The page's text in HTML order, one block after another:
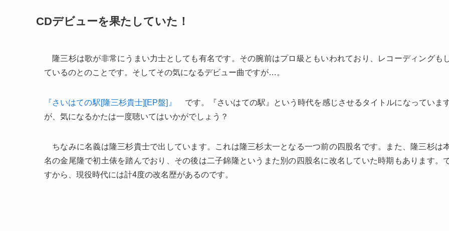
CDデビューを果たしていた！
隆三杉は歌が非常にうまい力士としても有名です。その腕前はプロ級ともいわれており、レコーディングも
ているのとのことです。そしてその気になるデビュー曲ですが…。
『さいはての駅[隆三杉貴士][EP盤]』
です。『さいはての駅』という時代を感じさせるタイトルになっていま
が、気になるかたは一度聴いてはいかがでしょう？
ちなみに名義は隆三杉貴士で出しています。これは隆三杉太一となる一つ前の四股名です。また、隆三杉は
名の金尾隆で初土俵を踏んでおり、その後は二子錦隆というまた別の四股名に改名していた時期もあります。
すから、現役時代には計4度の改名歴があるのです。